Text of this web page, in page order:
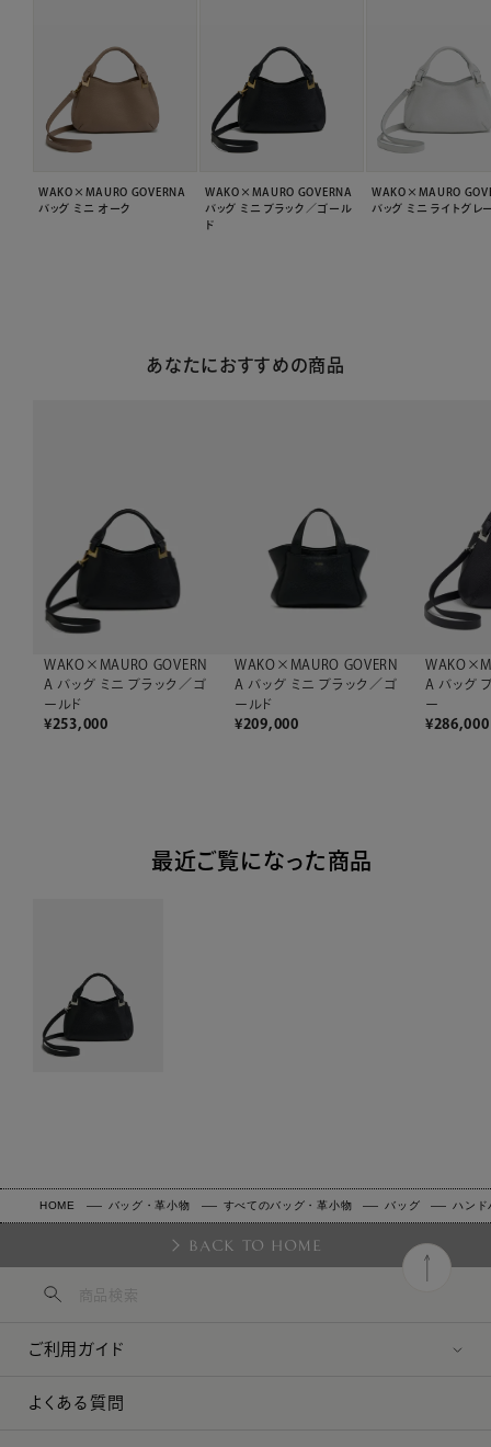
WAKO×MAURO GOVERNA
バッグ ミニ オーク
WAKO×MAURO GOVERNA
バッグ ミニ ブラック／ゴール
ド
WAKO×MAURO
バッグ ミニ ライトグレ
あなたにおすすめの商品
WAKO×MAURO GOVERN
A バッグ ミニ ブラック／ゴ
ールド
¥253,000
WAKO×MAURO GOVERN
A バッグ ミニ ブラック／ゴ
ールド
¥209,000
A バッグ
ー
¥286,000
最近ご覧になった商品
HOME バッグ・革小物 すべてのバッグ・革小物 バッグ ハンド
BACK TO HOME
ご利用ガイド
よくある質問